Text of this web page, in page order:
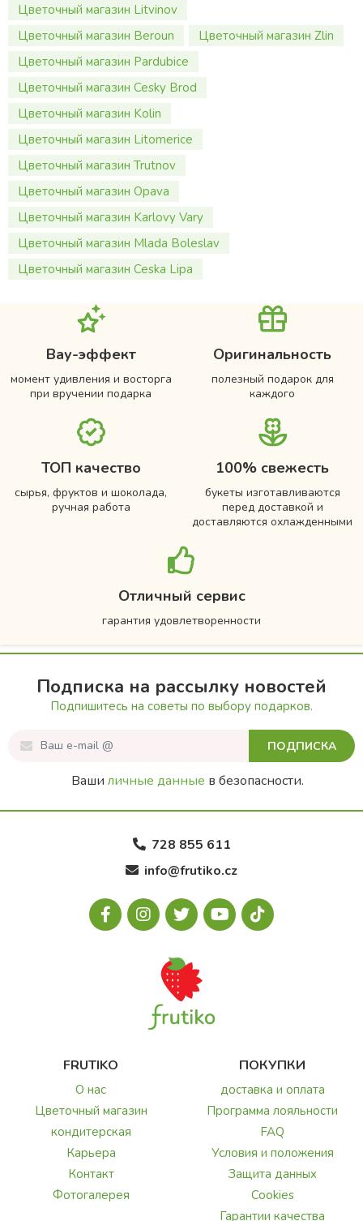
Цветочный магазин Litvinov
Цветочный магазин Beroun
Цветочный магазин Zlin
Цветочный магазин Pardubice
Цветочный магазин Cesky Brod
Цветочный магазин Kolin
Цветочный магазин Litomerice
Цветочный магазин Trutnov
Цветочный магазин Opava
Цветочный магазин Karlovy Vary
Цветочный магазин Mlada Boleslav
Цветочный магазин Ceska Lipa
Вау-эффект
момент удивления и восторга
при вручении подарка
Оригинальность
полезный подарок для
каждого
ТОП качество
сырья, фруктов и шоколада,
ручная работа
100% свежесть
букеты изготавливаются
перед доставкой и
доставляются охлажденными
Отличный сервис
гарантия удовлетворенности
Подписка на рассылку новостей
Подпишитесь на советы по выбору подарков.
ПОДПИСКА
Ваши личные данные в безопасности.
728 855 611
info@frutiko.cz
FRUTIKO
О нас
Цветочный магазин
кондитерская
Карьера
Контакт
Фотогалерея
ПОКУПКИ
доставка и оплата
Программа лояльности
FAQ
Условия и положения
Защита данных
Cookies
Гарантии качества